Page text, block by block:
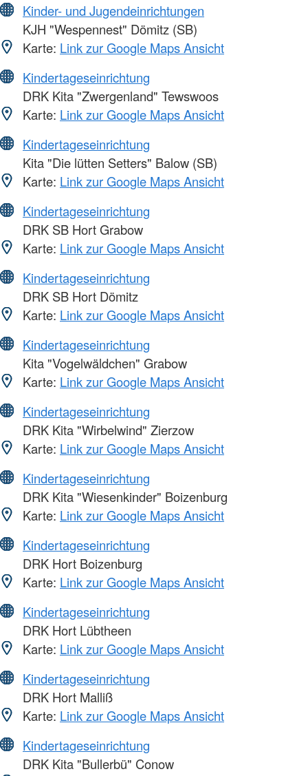
Kinder- und Jugendeinrichtungen
KJH "Wespennest" Dömitz (SB)
Karte: Link zur Google Maps Ansicht
Kindertageseinrichtung
DRK Kita "Zwergenland" Tewswoos
Karte: Link zur Google Maps Ansicht
Kindertageseinrichtung
Kita "Die lütten Setters" Balow (SB)
Karte: Link zur Google Maps Ansicht
Kindertageseinrichtung
DRK SB Hort Grabow
Karte: Link zur Google Maps Ansicht
Kindertageseinrichtung
DRK SB Hort Dömitz
Karte: Link zur Google Maps Ansicht
Kindertageseinrichtung
Kita "Vogelwäldchen" Grabow
Karte: Link zur Google Maps Ansicht
Kindertageseinrichtung
DRK Kita "Wirbelwind" Zierzow
Karte: Link zur Google Maps Ansicht
Kindertageseinrichtung
DRK Kita "Wiesenkinder" Boizenburg
Karte: Link zur Google Maps Ansicht
Kindertageseinrichtung
DRK Hort Boizenburg
Karte: Link zur Google Maps Ansicht
Kindertageseinrichtung
DRK Hort Lübtheen
Karte: Link zur Google Maps Ansicht
Kindertageseinrichtung
DRK Hort Malliß
Karte: Link zur Google Maps Ansicht
Kindertageseinrichtung
DRK Kita "Bullerbü" Conow